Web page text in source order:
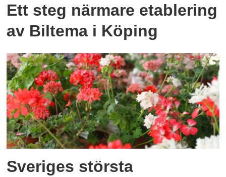
Ett steg närmare etablering
av Biltema i Köping
Sveriges största